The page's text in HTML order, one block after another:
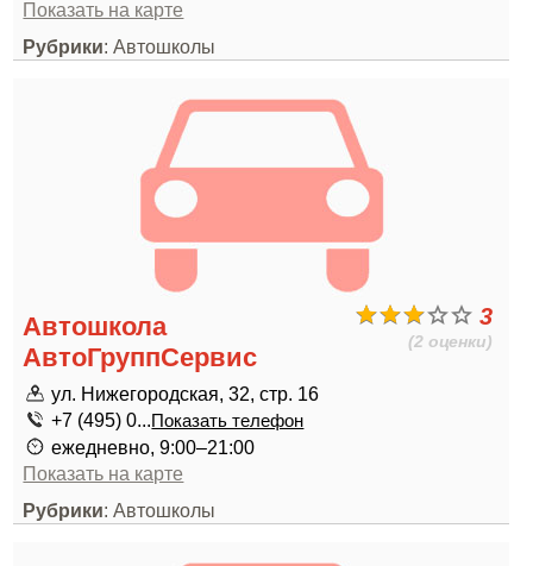
Показать на карте
Рубрики: Автошколы
3
(2 оценки)
Автошкола
АвтоГруппСервис
ул. Нижегородская, 32, стр. 16
+7 (495) 0...Показать телефон
ежедневно, 9:00–21:00
Показать на карте
Рубрики: Автошколы